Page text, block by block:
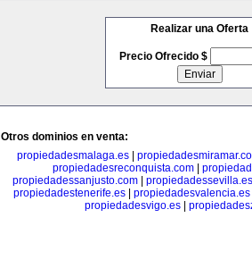
Realizar una Oferta
Precio Ofrecido $
Otros dominios en venta:
propiedadesmalaga.es|
propiedadesreconquista.com
propiedadessanjusto.com| propiedadessevilla.es
propiedadestenerife.es| propiedadesvalencia.es
propiedadesvigo.es|